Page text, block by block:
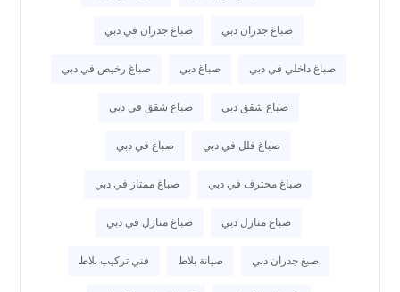
صباغ جدران دبي صباغ جدران في دبي
صباغ داخلي في دبي صباغ دبي صباغ رخيص في دبي
صباغ شقق دبي صباغ شقق في دبي
صباغ فلل في دبي صباغ في دبي
صباغ محترف في دبي صباغ ممتاز في دبي
صباغ منازل دبي صباغ منازل في دبي
صبغ جدران دبي صيانة بلاط فني تركيب بلاط